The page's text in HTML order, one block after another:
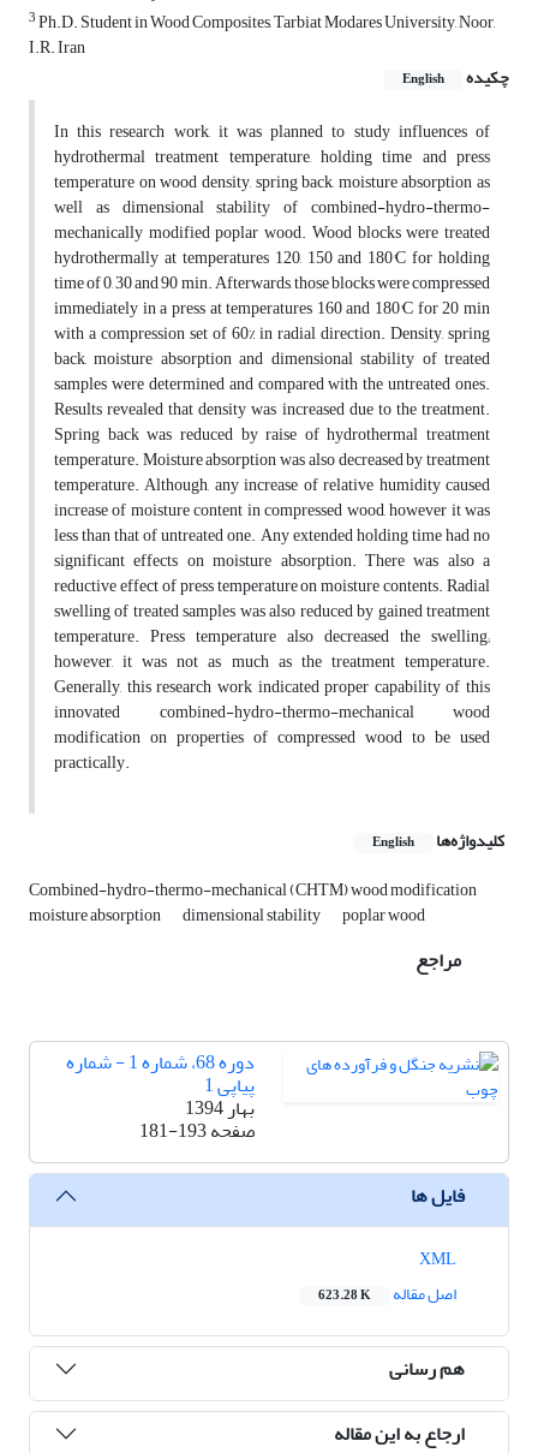
3Ph.D. Student in Wood Composites, Tarbiat Modares University, Noor,
I.R. Iran
چکیده
English
In this research work, it was planned to study influences of
hydrothermal treatment temperature, holding time and press
temperature on wood density, spring back, moisture absorption as
well as dimensional stability of combined-hydro-thermo-
mechanically modified poplar wood. Wood blocks were treated
hydrothermally at temperatures 120, 150 and 180°C for holding
time of 0, 30 and 90 min. Afterwards, those blocks were compressed
immediately in a press at temperatures 160 and 180°C for 20 min
with a compression set of 60% in radial direction. Density, spring
back, moisture absorption and dimensional stability of treated
samples were determined and compared with the untreated ones.
Results revealed that density was increased due to the treatment.
Spring back was reduced by raise of hydrothermal treatment
temperature. Moisture absorption was also decreased by treatment
temperature. Although, any increase of relative humidity caused
increase of moisture content in compressed wood, however it was
less than that of untreated one. Any extended holding time had no
significant effects on moisture absorption. There was also a
reductive effect of press temperature on moisture contents. Radial
swelling of treated samples was also reduced by gained treatment
temperature. Press temperature also decreased the swelling;
however, it was not as much as the treatment temperature.
Generally, this research work indicated proper capability of this
innovated combined-hydro-thermo-mechanical wood
modification on properties of compressed wood to be used
practically.
کلیدواژه‌ها English
Combined-hydro-thermo-mechanical (CHTM) wood modification
moisture absorption dimensional stability poplar wood
مراجع
دوره 68، شماره 1 - شماره
پیاپی 1
بهار 1394
صفحه181-193
فایل ها
اصل مقاله
623.28 K
هم رسانی
ارجاع به این مقاله